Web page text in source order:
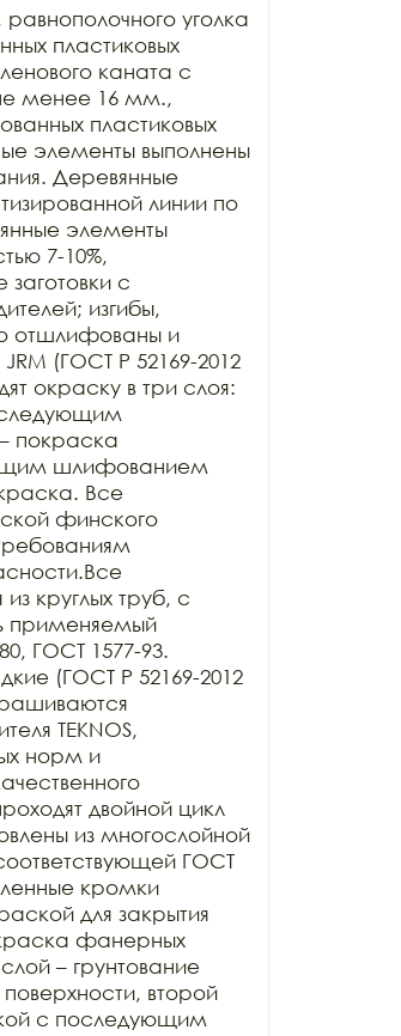
уголка
пластиковых
каната с
менее 16 мм.,
пластиковых
элементы выполнены
Деревянные
линии по
элементы
7-10%,
с
изгибы,
отшлифованы и
(ГОСТ Р 52169-2012
окраску в три слоя:
покраска
шлифованием
Все
финского
круглых труб, с
применяемый
ГОСТ 1577-93.
(ГОСТ Р 52169-2012
TEKNOS,
норм и
двойной цикл
из многослойной
ГОСТ
кромки
для закрытия
фанерных
– грунтование
второй
с последующим